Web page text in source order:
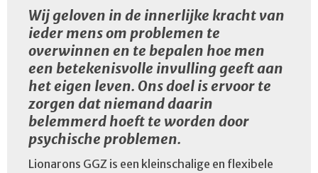
Wij geloven in de innerlijke kracht van
ieder mens om problemen te
overwinnen en te bepalen hoe men
een betekenisvolle invulling geeft aan
het eigen leven. Ons doel is ervoor te
zorgen dat niemand daarin
belemmerd hoeft te worden door
psychische problemen.
Lionarons GGZ is een kleinschalige en flexibele